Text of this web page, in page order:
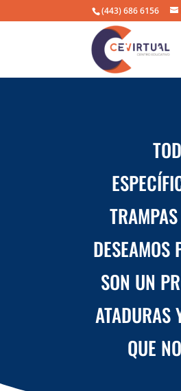
(443) 686 6156
DESEAMOS
SON UN
ATADURAS
QUE